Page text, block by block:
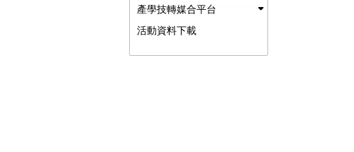
產學技轉媒合平台
活動資料下載